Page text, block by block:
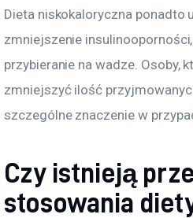
Dieta niskokaloryczna ponadto
zmniejszenie
przybieranie na wadze. Osoby,
zmniejszyć ilość
szczególne znaczenie w
Czy istnieją
stosowania